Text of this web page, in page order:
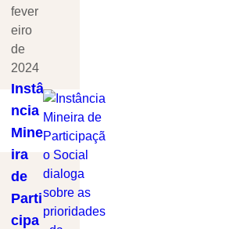
fever
eiro
de
2024
Instâ
ncia
Mine
ira
de
Parti
cipa